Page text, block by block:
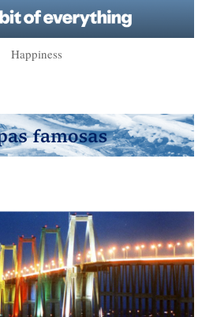
Happiness